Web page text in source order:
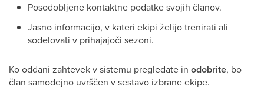
Posodobljene kontaktne podatke svojih članov.
Jasno informacijo, v kateri ekipi želijo trenirati ali
sodelovati v prihajajoči sezoni.
Ko oddani zahtevek v sistemu pregledate in odobrite, bo
član samodejno uvrščen v sestavo izbrane ekipe.